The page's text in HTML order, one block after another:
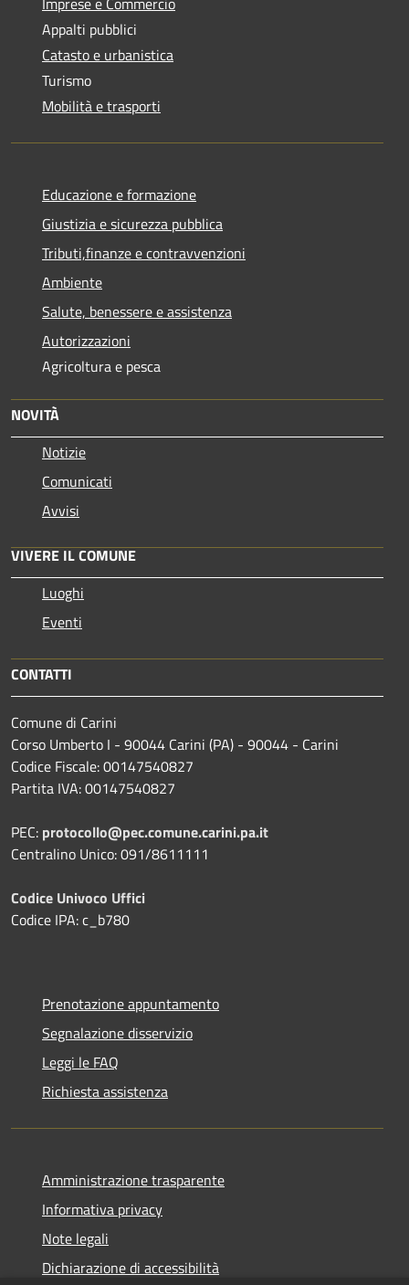
Appalti pubblici
Catasto e urbanistica
Turismo
Mobilità e trasporti
Educazione e formazione
Giustizia e sicurezza pubblica
Tributi,finanze e contravvenzioni
Ambiente
Salute, benessere e assistenza
Autorizzazioni
Agricoltura e pesca
NOVITÀ
Notizie
Comunicati
Avvisi
VIVERE IL COMUNE
Luoghi
Eventi
CONTATTI
Comune di Carini
Corso Umberto I - 90044 Carini (PA) - 90044 - Carini
Codice Fiscale: 00147540827
Partita IVA: 00147540827
PEC: protocollo@pec.comune.carini.pa.it
Centralino Unico: 091/8611111
Codice Univoco Uffici
Codice IPA: c_b780
Prenotazione appuntamento
Segnalazione disservizio
Leggi le FAQ
Richiesta assistenza
Amministrazione trasparente
Informativa privacy
Note legali
Dichiarazione di accessibilità